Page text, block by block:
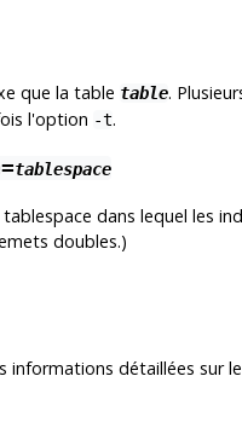
que la table table.
l'option -t.
tablespace
tablespace dans lequel les
doubles.)
informations détaillées sur